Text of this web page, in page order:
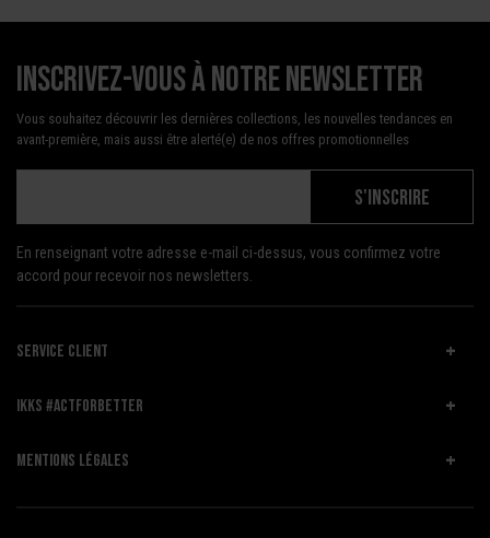
Inscrivez-vous à notre newsletter
Vous souhaitez découvrir les dernières collections, les nouvelles tendances en
avant-première, mais aussi être alerté(e) de nos offres promotionnelles
S'INSCRIRE
En renseignant votre adresse e-mail ci-dessus, vous confirmez votre
accord pour recevoir nos newsletters.
SERVICE CLIENT
IKKS #ACTFORBETTER
MENTIONS LÉGALES